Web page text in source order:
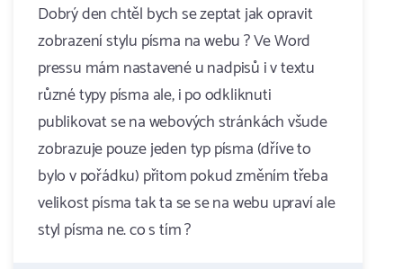
Dobrý den chtěl bych se zeptat jak opravit
zobrazení stylu písma na webu ? Ve Word
pressu mám nastavené u nadpisů i v textu
různé typy písma ale, i po odkliknuti
publikovat se na webových stránkách všude
zobrazuje pouze jeden typ písma (dříve to
bylo v pořádku) přitom pokud změním třeba
velikost písma tak ta se se na webu upraví ale
styl písma ne. co s tím ?